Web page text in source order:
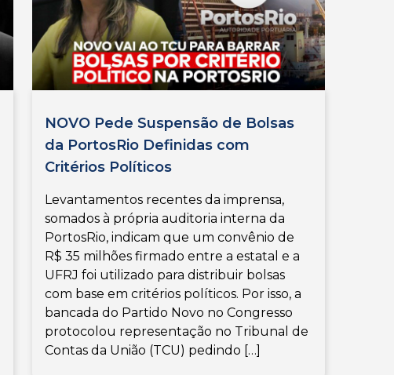
NOVO Pede Suspensão de Bolsas
da PortosRio Definidas com
Critérios Políticos
Levantamentos recentes da imprensa,
somados à própria auditoria interna da
PortosRio, indicam que um convênio de
R$ 35 milhões firmado entre a estatal e a
UFRJ foi utilizado para distribuir bolsas
com base em critérios políticos. Por isso, a
bancada do Partido Novo no Congresso
protocolou representação no Tribunal de
Contas da União (TCU) pedindo […]